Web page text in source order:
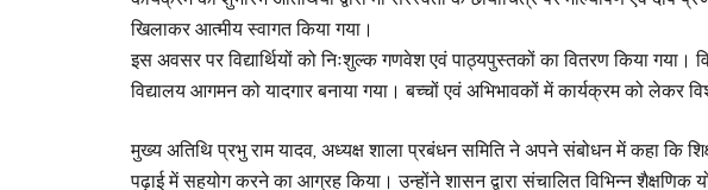
खिलाकर आत्मीय स्वागत किया गया।
इस अवसर पर विद्यार्थियों को निःशुल्क गणवेश एवं पाठ्यपुस्तकों का वितरण किया गया।
विद्यालय आगमन को यादगार बनाया गया। बच्चों एवं अभिभावकों में कार्यक्रम को लेकर
मुख्य अतिथि प्रभु राम यादव, अध्यक्ष शाला प्रबंधन समिति ने अपने संबोधन में कहा कि
पढ़ाई में सहयोग करने का आग्रह किया। उन्होंने शासन द्वारा संचालित विभिन्न